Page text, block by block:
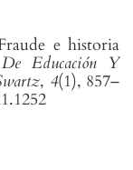
e historia
Educación Y
, 4(1), 857–